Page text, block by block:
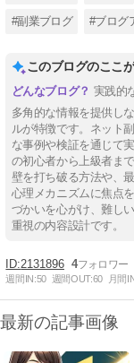
#副業ブログ #ブログ
このブログのここ
実践的
多角的な情報を提供し
ルが特徴です。ネット
な事例や検証を通じて
の初心者から上級者ま
壁を打ち破る方法や、
心理メカニズムに焦点
づかいを心がけ、難し
重視の内容設計です。
2131896 4
週間IN:50 週間OUT:60 月間
最新の記事画像